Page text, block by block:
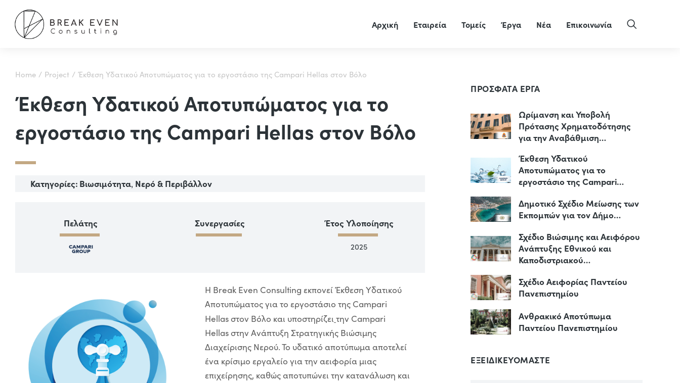
Αρχική Εταιρεία Τομείς Έργα Νέα Επικοινωνία
You are here:
Home Project Έκθεση Υδατικού Αποτυπώματος για το εργοστάσιο της Campari Hellas στον Βόλο
Έκθεση Υδατικού Αποτυπώματος για το
εργοστάσιο της Campari Hellas στον Βόλο
Κατηγορίες: Βιωσιμότητα, Νερό & Περιβάλλον
Πελάτης Συνεργασίες Έτος Υλοποίησης
2025
Η Break Even Consulting εκπονεί Έκθεση Υδατικού
Αποτυπώματος για το εργοστάσιο της Campari
Hellas στον Βόλο και υποστηρίζει την Campari
Hellas στην Ανάπτυξη Στρατηγικής Βιώσιμης
Διαχείρισης Νερού. Το υδατικό αποτύπωμα αποτελεί
ένα κρίσιμο εργαλείο για την αειφορία μιας
επιχείρησης, καθώς αποτυπώνει την κατανάλωση και
ΠΡΟΣΦΑΤΑ ΕΡΓΑ
Ωρίμανση και Υποβολή
Πρότασης Χρηματοδότησης
για την Αναβάθμιση…
Έκθεση Υδατικού
Αποτυπώματος για το
εργοστάσιο της Campari…
Δημοτικό Σχέδιο Μείωσης των
Εκπομπών για τον Δήμο…
Σχέδιο Βιώσιμης και Αειφόρου
Ανάπτυξης Εθνικού και
Καποδιστριακού…
Σχέδιο Αειφορίας Παντείου
Πανεπιστημίου
Ανθρακικό Αποτύπωμα
Παντείου Πανεπιστημίου
ΕΞΕΙΔΙΚΕΥΟΜΑΣΤΕ